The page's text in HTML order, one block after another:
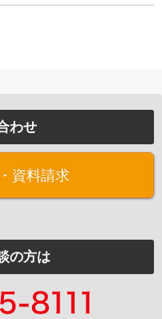
わせ
資料請求
の方は